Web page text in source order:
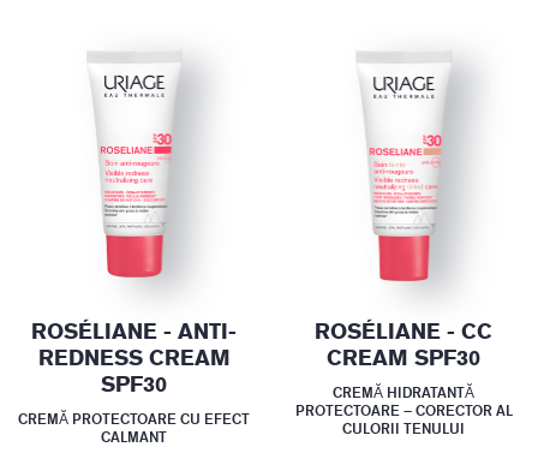
ROSÉLIANE - ANTI-
REDNESS CREAM
SPF30
CREMĂ PROTECTOARE CU EFECT
CALMANT
ROSÉLIANE - CC
CREAM SPF30
CREMĂ HIDRATANTĂ
PROTECTOARE – CORECTOR AL
CULORII TENULUI